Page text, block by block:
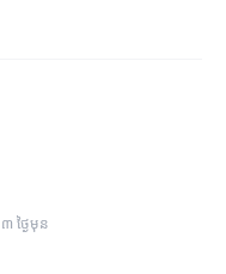
៣ ថ្ងៃមុន